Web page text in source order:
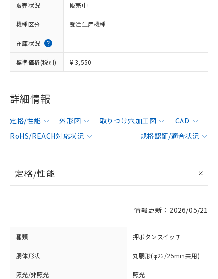
販売状況 販売中
機種区分 受注生産機種
在庫状況
標準価格(税別) ¥ 3,550
詳細情報
定格/性能 外形図 取りつけ穴加工図
CAD
RoHS/REACH対応状況
規格認証/適合状況
定格/性能
情報更新：2026/05/21
種類 押ボタンスイッチ
胴体形状 丸胴形(φ22/25mm共用)
照光/非照光 照光